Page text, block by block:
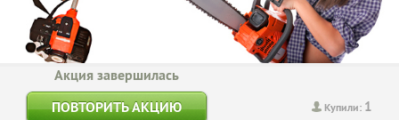
Купили: 1
Акция завершилась
ПОВТОРИТЬ АКЦИЮ